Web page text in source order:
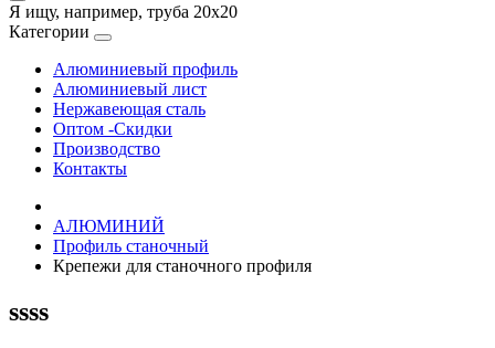
Я ищу, например, труба 20х20
Категории
Алюминиевый профиль
Алюминиевый лист
Нержавеющая сталь
Оптом -Скидки
Производство
Контакты
АЛЮМИНИЙ
Профиль станочный
Крепежи для станочного профиля
ssss